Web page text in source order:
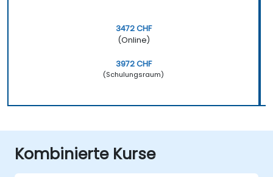
3472 CHF
(Online)
3972 CHF
(Schulungsraum)
Kombinierte Kurse